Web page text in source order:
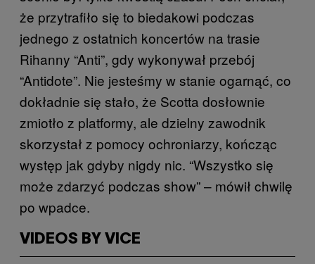
że przytrafiło się to biedakowi podczas
jednego z ostatnich koncertów na trasie
Rihanny “Anti”, gdy wykonywał przebój
“Antidote”. Nie jesteśmy w stanie ogarnąć, co
dokładnie się stało, że Scotta dosłownie
zmiotło z platformy, ale dzielny zawodnik
skorzystał z pomocy ochroniarzy, kończąc
występ jak gdyby nigdy nic. “Wszystko się
może zdarzyć podczas show” – mówił chwilę
po wpadce.
VIDEOS BY VICE